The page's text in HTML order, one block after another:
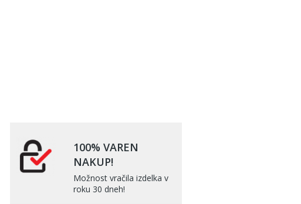
100% VAREN
NAKUP!
Možnost vračila izdelka v
roku 30 dneh!